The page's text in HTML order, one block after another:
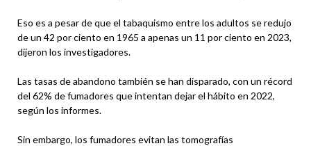
Eso es a pesar de que el tabaquismo entre los adultos se redujo
de un 42 por ciento en 1965 a apenas un 11 por ciento en 2023,
dijeron los investigadores.
Las tasas de abandono también se han disparado, con un récord
del 62% de fumadores que intentan dejar el hábito en 2022,
según los informes.
Sin embargo, los fumadores evitan las tomografías